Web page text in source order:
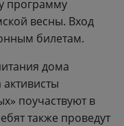
программу
весны. Вход
билетам.
дома
поучаствуют в
также проведут